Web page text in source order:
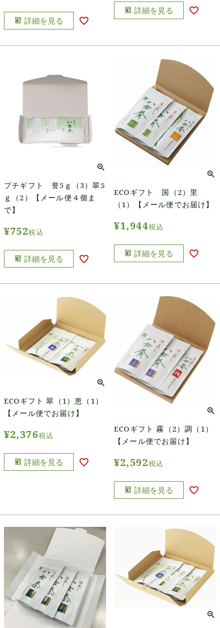
詳細を見る
詳細を見る
プチギフト 誉5ｇ（3）翠5
ｇ（2）【メール便４個ま
で】
¥752税込
詳細を見る
ECOギフト 国（2）里
（1）【メール便でお届け】
¥1,944税込
詳細を見る
ECOギフト 翠（1）恵（1）
【メール便でお届け】
¥2,376税込
詳細を見る
ECOギフト 霧（2）調（1）
【メール便でお届け】
¥2,592税込
詳細を見る